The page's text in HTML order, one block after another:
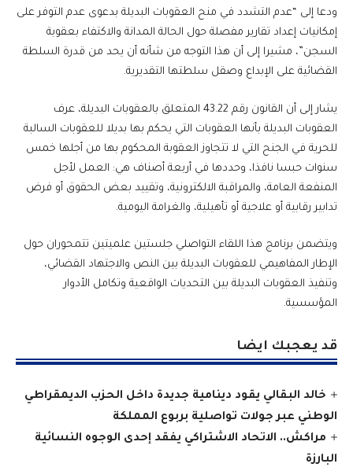
ودعا إلى “عدم التشدد في منح العقوبات البديلة بدعوى عدم التوفر على
إمكانيات إعداد تقارير مفصلة حول الحالة المدانة والاكتفاء بعقوبة
السجن”، مشيرا إلى أن هذا التوجه من شأنه أن يحد من قدرة السلطة
القضائية على الإبداع وصقل سلطتها التقديرية.
يشار إلى أن القانون رقم 43.22 المتعلق بالعقوبات البديلة، عرف
العقوبات البديلة بأنها العقوبات التي يحكم بها بديلا للعقوبات السالبة
للحرية في الجنح التي لا تتجاوز العقوبة المحكوم بها من أجلها خمس
سنوات حبسا نافذا، وحددها في أربعة أصناف هي: العمل لأجل
المنفعة العامة، والمراقبة الالكترونية، وتقييد بعض الحقوق أو فرض
تدابير رقابية أو علاجية أو تأهيلية، والغرامة اليومية.
ويتضمن برنامج هذا اللقاء التواصلي جلستين علميتين تتمحوران حول
الإطار المفاهيمي للعقوبات البديلة بين النص والاجتهاد القضائي،
وتنفيذ العقوبات البديلة بين التحديات الواقعية وتكامل الأدوار
المؤسسية.
قد يعجبك ايضا
خالد البقالي يقود دينامية جديدة داخل الحزب الديمقراطي
الوطني عبر جولات تواصلية بربوع المملكة
مراكش.. الاتحاد الاشتراكي يفقد إحدى الوجوه النسائية
البارزة